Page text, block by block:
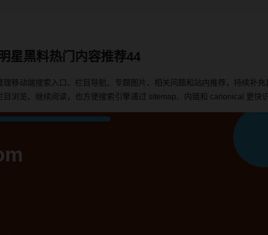
星黑料热门内容推荐44
移动端搜索入口、栏目导航、专题图片、相关问题和站内推荐，持续补充
浏览、继续阅读，也方便搜索引擎通过 sitemap、内链和 canonical 更快